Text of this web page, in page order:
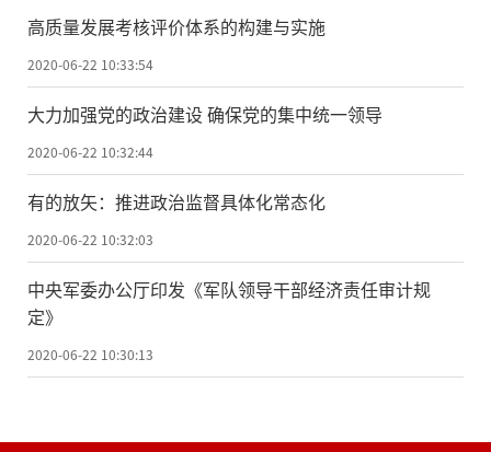
高质量发展考核评价体系的构建与实施
2020-06-22 10:33:54
大力加强党的政治建设 确保党的集中统一领导
2020-06-22 10:32:44
有的放矢：推进政治监督具体化常态化
2020-06-22 10:32:03
中央军委办公厅印发《军队领导干部经济责任审计规
定》
2020-06-22 10:30:13